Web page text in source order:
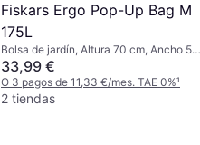
Fiskars Ergo Pop-Up Bag M
175L
Bolsa de jardín, Altura 70 cm, Ancho 50
cm, Longitud 50 cm, 175 L
33,99 €
O 3 pagos de 11,33 €/mes. TAE 0%¹
2 tiendas